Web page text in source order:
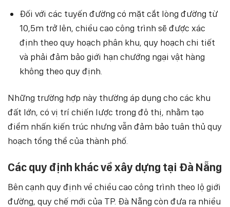
Đối với các tuyến đường có mặt cắt lòng đường từ
10,5m trở lên, chiều cao công trình sẽ được xác
định theo quy hoạch phân khu, quy hoạch chi tiết
và phải đảm bảo giới hạn chướng ngại vật hàng
không theo quy định.
Những trường hợp này thường áp dụng cho các khu
đất lớn, có vị trí chiến lược trong đô thị, nhằm tạo
điểm nhấn kiến trúc nhưng vẫn đảm bảo tuân thủ quy
hoạch tổng thể của thành phố.
Các quy định khác về xây dựng tại Đà Nẵng
Bên cạnh quy định về chiều cao công trình theo lộ giới
đường, quy chế mới của TP. Đà Nẵng còn đưa ra nhiều